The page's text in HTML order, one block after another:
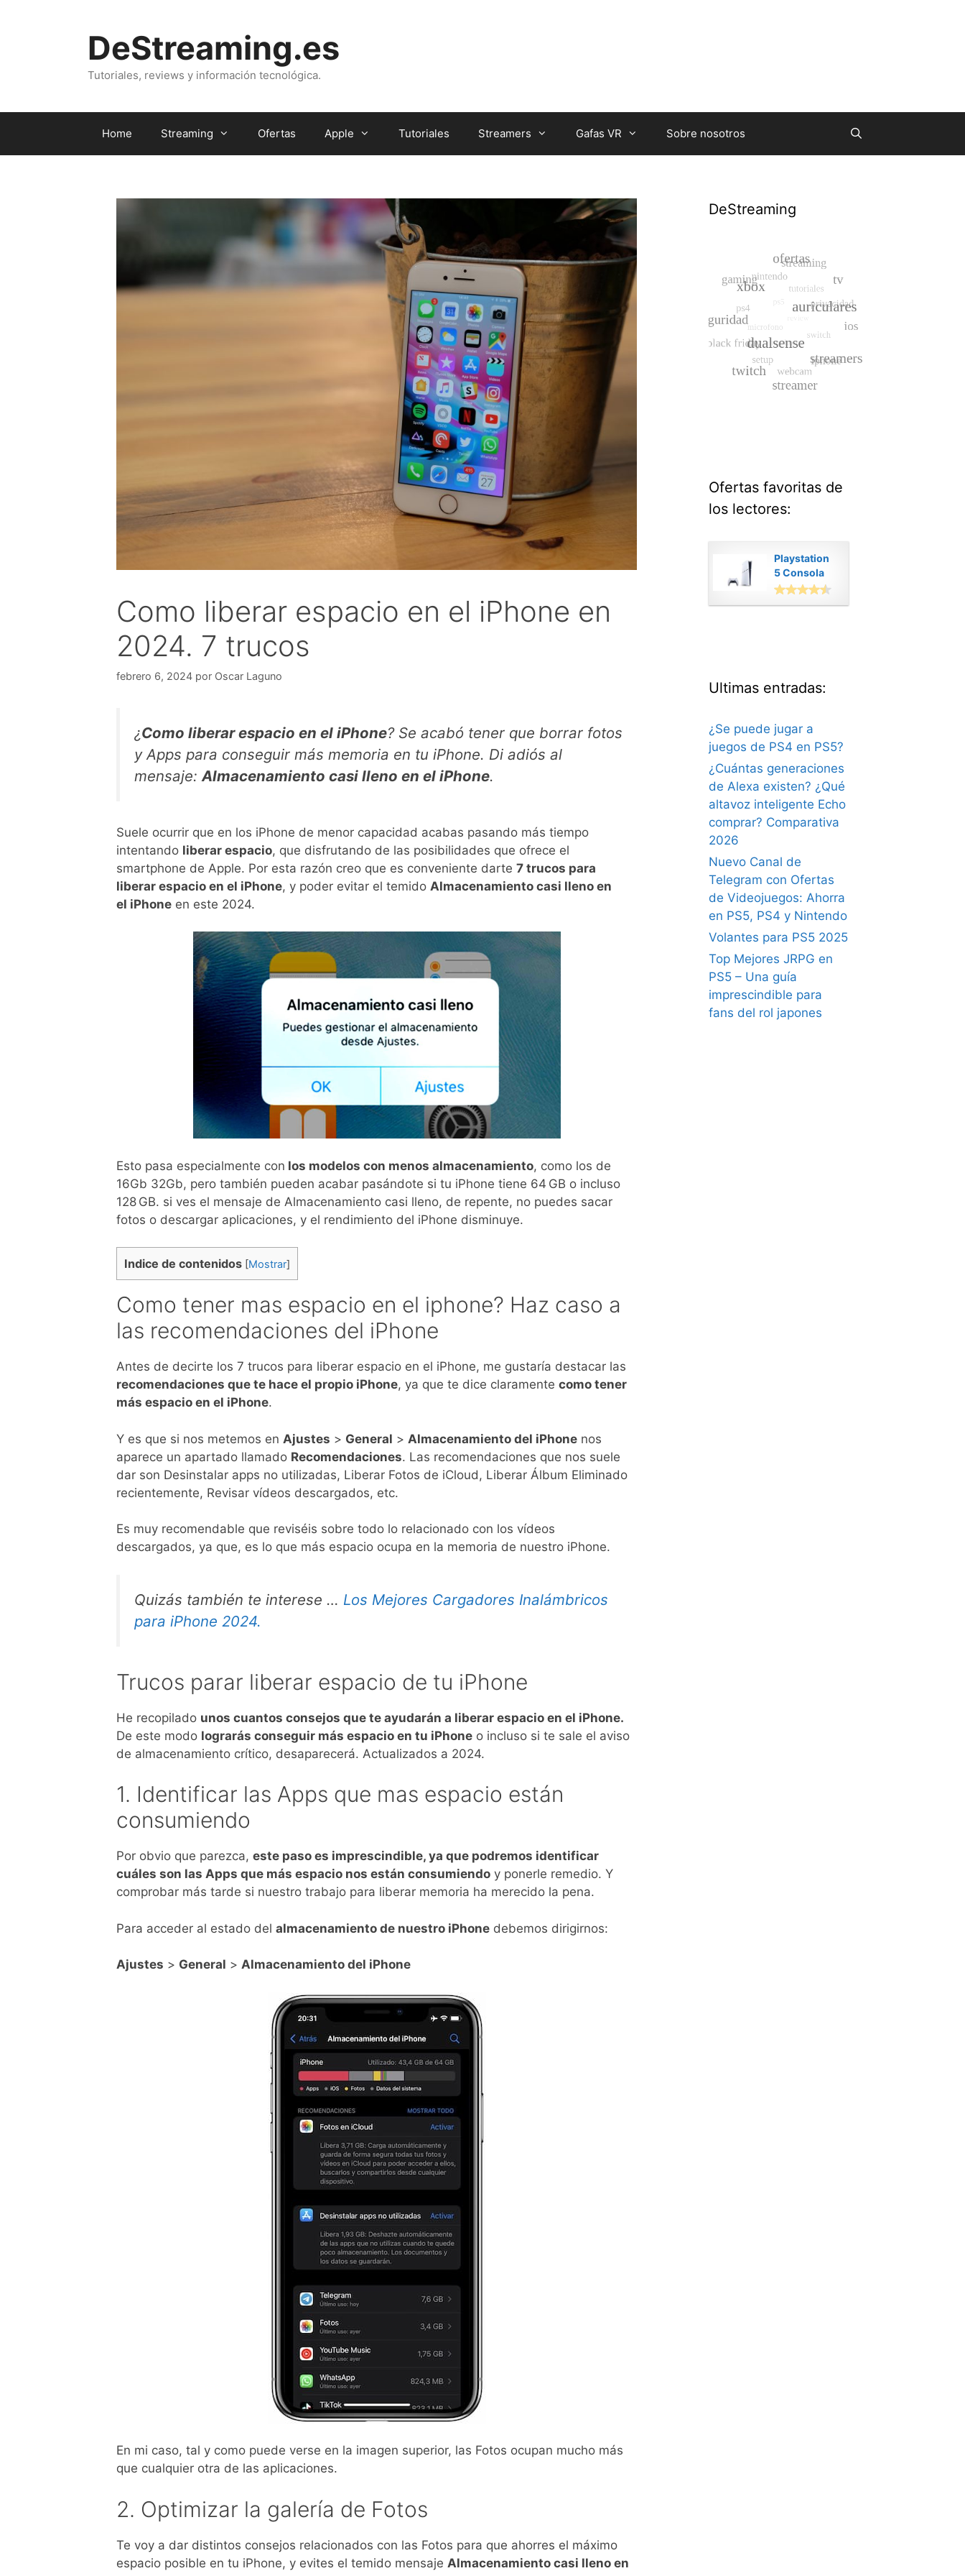
DeStreaming.es
Tutoriales, reviews y información tecnológica.
Home Streaming Ofertas Apple Tutoriales Streamers Gafas VR Sobre nosotros
Como liberar espacio en el iPhone en
2024. 7 trucos
febrero 6, 2024 por Oscar Laguno
¿Como liberar espacio en el iPhone? Se acabó tener que borrar fotos
y Apps para conseguir más memoria en tu iPhone. Di adiós al
mensaje:Almacenamiento casi lleno en el iPhone.
Suele ocurrir que en los iPhone de menor capacidad acabas pasando más tiempo
intentando liberar espacio, que disfrutando de las posibilidades que ofrece el
smartphone de Apple. Por esta razón creo que es conveniente darte 7 trucos para
liberar espacio en el iPhone, y poder evitar el temido Almacenamiento casi lleno en
el iPhone en este 2024.
Esto pasa especialmente con los modelos con menos almacenamiento, como los de
16Gb 32Gb, pero también pueden acabar pasándote si tu iPhone tiene 64 GB o incluso
128 GB. si ves el mensaje de Almacenamiento casi lleno, de repente, no puedes sacar
fotos o descargar aplicaciones, y el rendimiento del iPhone disminuye.
Indice de contenidos [Mostrar]
Como tener mas espacio en el iphone? Haz caso a
las recomendaciones del iPhone
Antes de decirte los 7 trucos para liberar espacio en el iPhone, me gustaría destacar las
recomendaciones que te hace el propio iPhone, ya que te dice claramente como tener
más espacio en el iPhone.
Y es que si nos metemos en Ajustes > General > Almacenamiento del iPhone nos
aparece un apartado llamado Recomendaciones. Las recomendaciones que nos suele
dar son Desinstalar apps no utilizadas, Liberar Fotos de iCloud, Liberar Álbum Eliminado
recientemente, Revisar vídeos descargados, etc.
Es muy recomendable que reviséis sobre todo lo relacionado con los vídeos
descargados, ya que, es lo que más espacio ocupa en la memoria de nuestro iPhone.
Quizás también te interese … Los Mejores Cargadores Inalámbricos
para iPhone 2024.
Trucos parar liberar espacio de tu iPhone
He recopilado unos cuantos consejos que te ayudarán a liberar espacio en el iPhone.
De este modo lograrás conseguir más espacio en tu iPhone o incluso si te sale el aviso
de almacenamiento crítico, desaparecerá. Actualizados a 2024.
1. Identificar las Apps que mas espacio están
consumiendo
Por obvio que parezca, este paso es imprescindible, ya que podremos identificar
cuáles son las Apps que más espacio nos están consumiendo y ponerle remedio. Y
comprobar más tarde si nuestro trabajo para liberar memoria ha merecido la pena.
Para acceder al estado del almacenamiento de nuestro iPhone debemos dirigirnos:
Ajustes > General > Almacenamiento del iPhone
En mi caso, tal y como puede verse en la imagen superior, las Fotos ocupan mucho más
que cualquier otra de las aplicaciones.
2. Optimizar la galería de Fotos
Te voy a dar distintos consejos relacionados con las Fotos para que ahorres el máximo
espacio posible en tu iPhone, y evites el temido mensaje Almacenamiento casi lleno en
DeStreaming
Ofertas favoritas de
los lectores:
Playstation
5 Consola
Digital
Ultimas entradas:
¿Se puede jugar a
juegos de PS4 en PS5?
¿Cuántas generaciones
de Alexa existen? ¿Qué
altavoz inteligente Echo
comprar? Comparativa
2026
Nuevo Canal de
Telegram con Ofertas
de Videojuegos: Ahorra
en PS5, PS4 y Nintendo
Volantes para PS5 2025
Top Mejores JRPG en
PS5 – Una guía
imprescindible para
fans del rol japones